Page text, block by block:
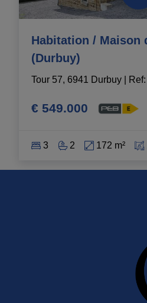
Habitation / Maison
(Durbuy)
Tour 57, 6941 Durbuy Ref:
€ 549.000
3 2 172 m²